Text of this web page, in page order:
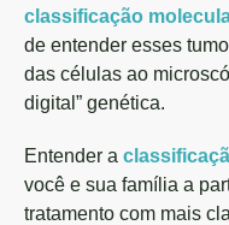
classificação
de entender esses
das células ao
digital” genética.
Entender a
você e sua família a
tratamento com mais